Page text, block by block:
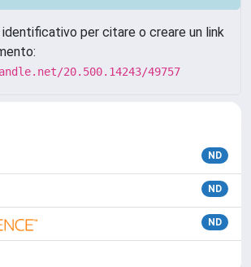
per citare o creare un link
20.500.14243/49757
ND
ND
ND